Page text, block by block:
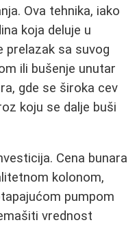
Ova tehnika, iako
koja deluje u
prelazak sa suvog
ili bušenje unutar
gde se široka cev
koju se dalje buši
Cena bunara
kolonom,
pumpom
vrednost